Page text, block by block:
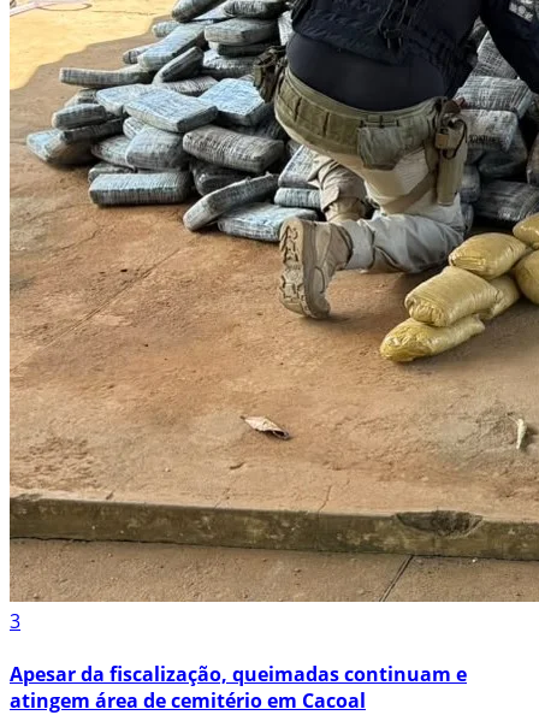
3
Apesar da fiscalização, queimadas continuam e
atingem área de cemitério em Cacoal